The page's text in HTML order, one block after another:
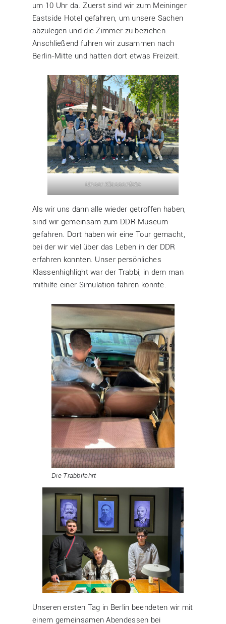
um 10 Uhr da. Zuerst sind wir zum Meininger
Eastside Hotel gefahren, um unsere Sachen
abzulegen und die Zimmer zu beziehen.
Anschließend fuhren wir zusammen nach
Berlin-Mitte und hatten dort etwas Freizeit.
Unser Klassenfoto
Als wir uns dann alle wieder getroffen haben,
sind wir gemeinsam zum DDR Museum
gefahren. Dort haben wir eine Tour gemacht,
bei der wir viel über das Leben in der DDR
erfahren konnten. Unser persönliches
Klassenhighlight war der Trabbi, in dem man
mithilfe einer Simulation fahren konnte.
Die Trabbifahrt
Unseren ersten Tag in Berlin beendeten wir mit
einem gemeinsamen Abendessen bei